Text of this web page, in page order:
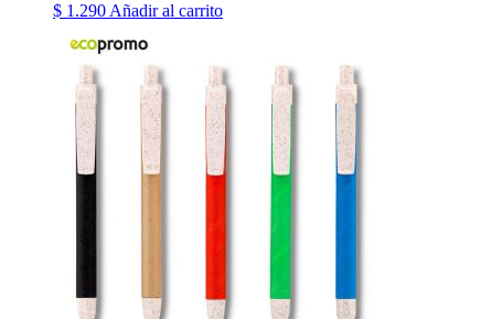
$ 1.290 Añadir al carrito